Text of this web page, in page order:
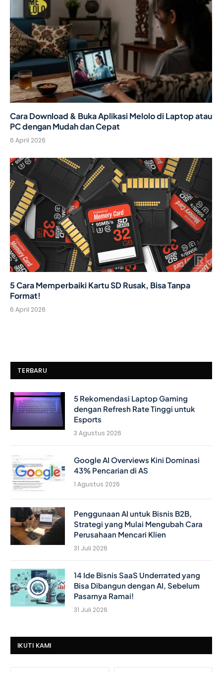
Cara Download & Buka Aplikasi Melolo di Laptop atau
PC dengan Mudah dan Cepat
6 April 2026
5 Cara Memperbaiki Kartu SD Rusak, Bisa Tanpa
Format!
6 April 2026
TERBARU
5 Rekomendasi Laptop Gaming
dengan Refresh Rate Tinggi untuk
Esports
3 Agustus 2026
Google AI Overviews Kini Dominasi
43% Pencarian di AS
1 Agustus 2026
Penggunaan AI untuk Bisnis B2B,
Strategi yang Mulai Mengubah Cara
Perusahaan Mencari Klien
31 Juli 2026
14 Ide Bisnis SaaS Underrated yang
Bisa Dibangun dengan AI, Sebelum
Pasarnya Ramai!
31 Juli 2026
IKUTI KAMI